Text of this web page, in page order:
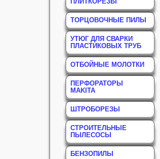
ТОРЦОВОЧНЫЕ ПИЛЫ
УТЮГ ДЛЯ СВАРКИ
ПЛАСТИКОВЫХ ТРУБ
ОТБОЙНЫЕ МОЛОТКИ
ПЕРФОРАТОРЫ
MAKITA
ШТРОБОРЕЗЫ
СТРОИТЕЛЬНЫЕ
ПЫЛЕСОСЫ
БЕНЗОПИЛЫ